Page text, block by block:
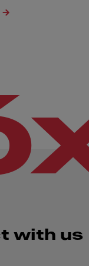
with us